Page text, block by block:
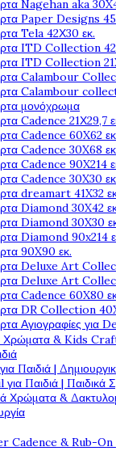
Nagehan aka
Paper Designs
Tela 42Χ30 εκ.
ITD Collection
ITD Collection
Calambour
Calambour
μονόχρωμα
Cadence 21Χ29,7
Cadence 60X62
Cadence 30X68
Cadence 90X214
Cadence 30X30
dreamart 41X32
Diamond 30X42
Diamond 30X30
Diamond 90x214
90X90 εκ.
Deluxe Art
Deluxe Art
Cadence 60X80
DR Collection
Αγιογραφίες για
Χρώματα & Kids
Παιδιά |
Παιδιά | Παιδικά
Χρώματα &
Cadence & Rub-On